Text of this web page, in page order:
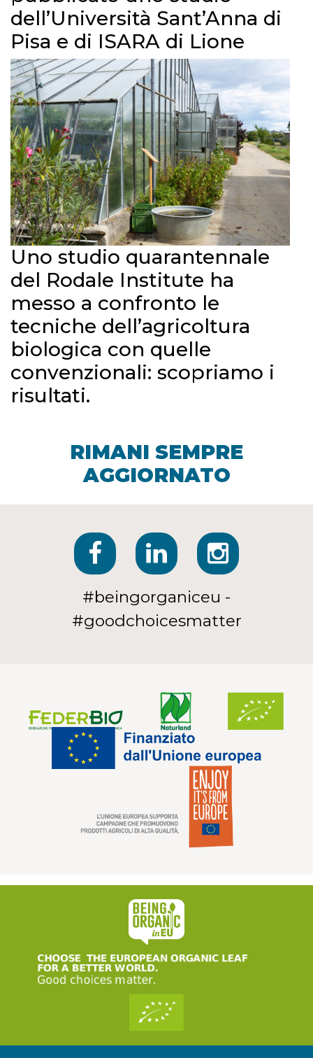
dell’Università Sant’Anna di
Pisa e di ISARA di Lione
Uno studio quarantennale
del Rodale Institute ha
messo a confronto le
tecniche dell’agricoltura
biologica con quelle
convenzionali: scopriamo i
risultati.
RIMANI SEMPRE
AGGIORNATO
#beingorganiceu -
#goodchoicesmatter